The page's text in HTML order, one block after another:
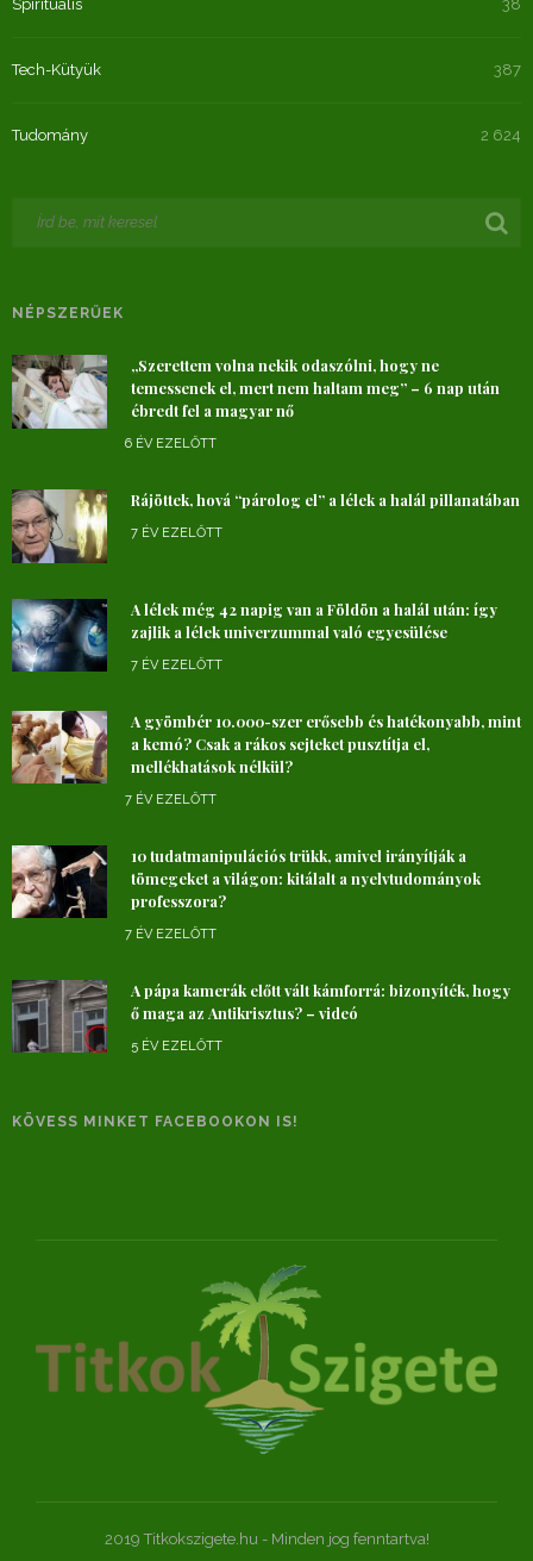
Spirituális 38
Tech-Kütyük 387
Tudomány 2 624
NÉPSZERŰEK
„Szerettem volna nekik odaszólni, hogy ne
temessenek el, mert nem haltam meg” – 6 nap után
ébredt fel a magyar nő
6 ÉV EZELŐTT
Rájöttek, hová “párolog el” a lélek a halál pillanatában
7 ÉV EZELŐTT
A lélek még 42 napig van a Földön a halál után: így
zajlik a lélek univerzummal való egyesülése
7 ÉV EZELŐTT
A gyömbér 10.000-szer erősebb és hatékonyabb, mint
a kemó? Csak a rákos sejteket pusztítja el,
mellékhatások nélkül?
7 ÉV EZELŐTT
10 tudatmanipulációs trükk, amivel irányítják a
tömegeket a világon: kitálalt a nyelvtudományok
professzora?
7 ÉV EZELŐTT
A pápa kamerák előtt vált kámforrá: bizonyíték, hogy
ő maga az Antikrisztus? – videó
5 ÉV EZELŐTT
KÖVESS MINKET FACEBOOKON IS!
2019 Titkokszigete.hu - Minden jog fenntartva!